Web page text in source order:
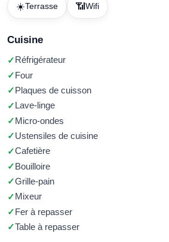
☀️Terrasse 📶 Wifi
Cuisine
Réfrigérateur
Four
Plaques de cuisson
Lave-linge
Micro-ondes
Ustensiles de cuisine
Cafetière
Bouilloire
Grille-pain
Mixeur
Fer à repasser
Table à repasser